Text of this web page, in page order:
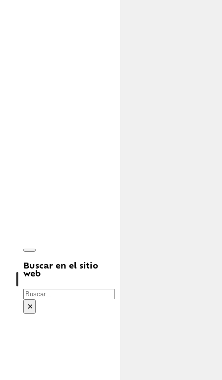
Buscar en el sitio
web
Buscar
×